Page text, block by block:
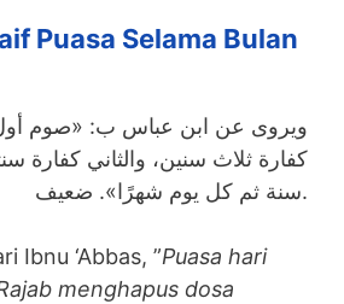
Puasa Selama Bulan
ويروى عن ابن عباس ب: «صوم
كفارة ثلاث سنين، والثاني كفارة
سنة ثم كل يوم شهرًا». ضعيف.
Ibnu ‘Abbas, ”Puasa hari
menghapus dosa